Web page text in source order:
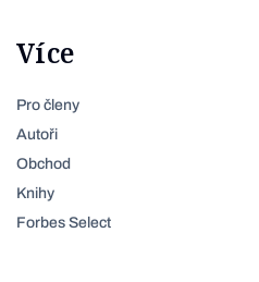
Více
Pro členy
Autoři
Obchod
Knihy
Forbes Select